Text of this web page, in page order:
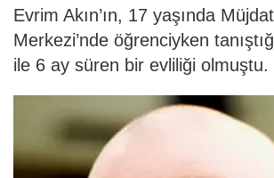
Evrim Akın’ın, 17 yaşında
Merkezi’nde öğrenciyken
ile 6 ay süren bir evliliği olmuştu.